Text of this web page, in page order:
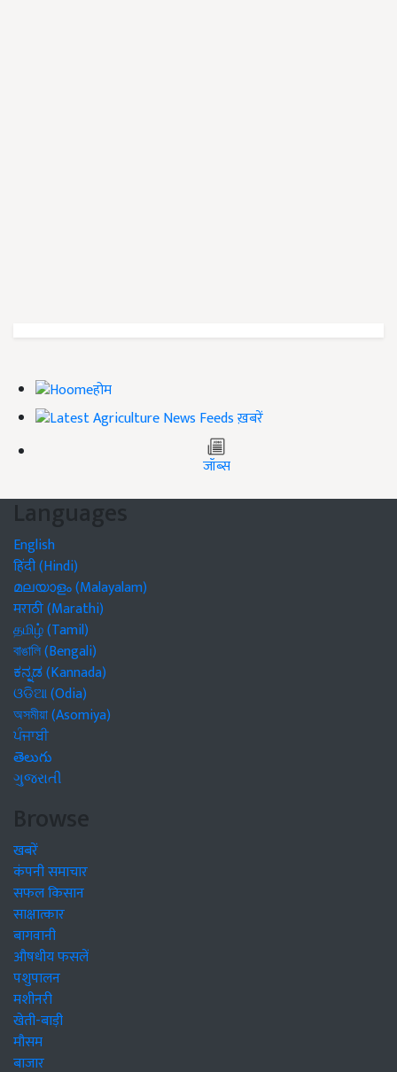
होम
ख़बरें
जॉब्स
Languages
English
हिंदी (Hindi)
മലയാളം (Malayalam)
मराठी (Marathi)
தமிழ் (Tamil)
বাঙালি (Bengali)
ಕನ್ನಡ (Kannada)
ଓଡିଆ (Odia)
অসমীয়া (Asomiya)
ਪੰਜਾਬੀ
తెలుగు
ગુજરાતી
Browse
खबरें
कंपनी समाचार
सफल किसान
साक्षात्कार
बागवानी
औषधीय फसलें
पशुपालन
मशीनरी
खेती-बाड़ी
मौसम
बाजार